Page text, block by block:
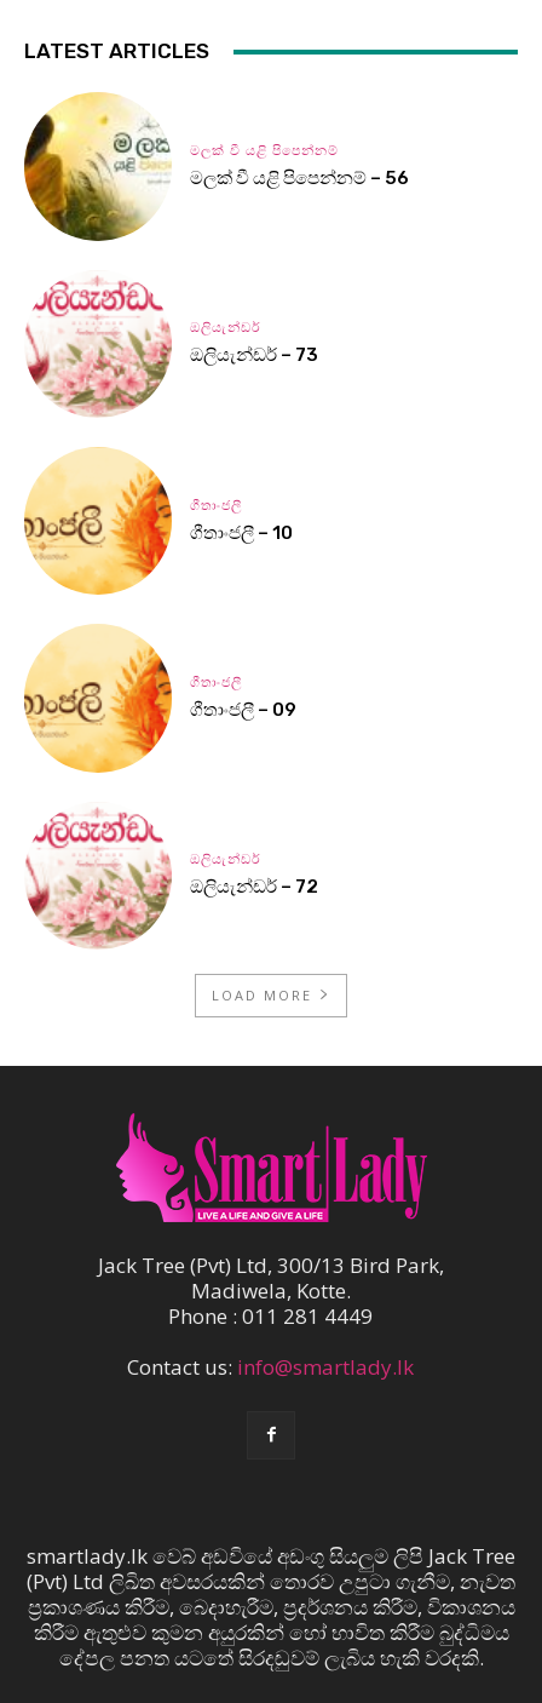
LATEST ARTICLES
මලක් වී යළි පිපෙන්නම්
මලක් වී යළි පිපෙන්නම් – 56
ඔලියැන්ඩර්
ඔලියැන්ඩර් – 73
ගීතාංජලී
ගීතාංජලී – 10
ගීතාංජලී
ගීතාංජලී – 09
ඔලියැන්ඩර්
ඔලියැන්ඩර් – 72
LOAD MORE
Jack Tree (Pvt) Ltd, 300/13 Bird Park,
Madiwela, Kotte.
Phone : 011 281 4449
Contact us: info@smartlady.lk
smartlady.lk වෙබ් අඩවියේ අඩංගු සියලුම ලිපි Jack Tree
(Pvt) Ltd ලිඛිත අවසරයකින් තොරව උපුටා ගැනීම, නැවත
ප්‍රකාශණය කිරීම, බෙදාහැරීම, ප්‍රදර්ශනය කිරීම, විකාශනය
කිරීම ඇතුළුව කුමන අයුරකින් හෝ භාවිත කිරීම බුද්ධිමය
දේපල පනත යටතේ සිරදඬුවම් ලැබිය හැකි වරදකි.